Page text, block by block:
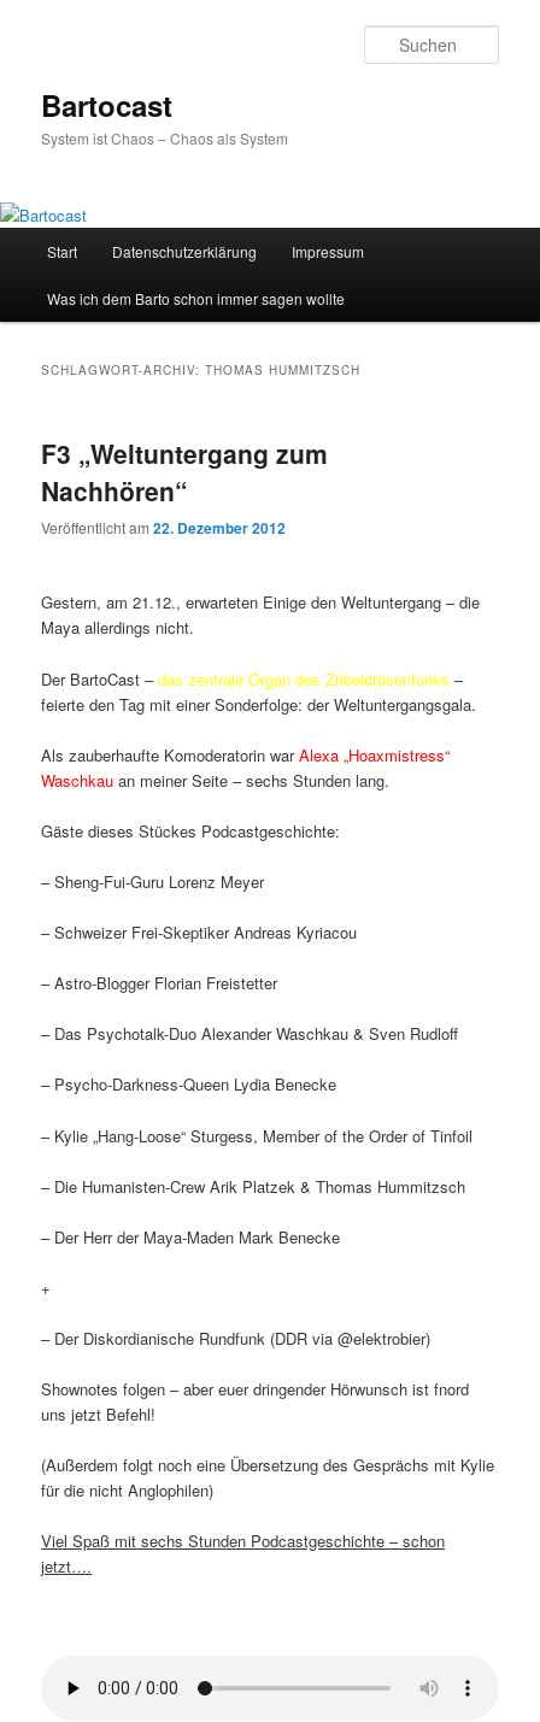
Bartocast
System ist Chaos – Chaos als System
Start Datenschutzerklärung Impressum
Was ich dem Barto schon immer sagen wollte
SCHLAGWORT-ARCHIV:THOMAS HUMMITZSCH
F3 „Weltuntergang zum
Nachhören“
Veröffentlicht am22. Dezember 2012
Gestern, am 21.12., erwarteten Einige den Weltuntergang – die
Maya allerdings nicht.
Der BartoCast –das zentrale Organ des Zirbeldrüsenfunks –
feierte den Tag mit einer Sonderfolge: der Weltuntergangsgala.
Als zauberhaufte Komoderatorin warAlexa „Hoaxmistress“
Waschkau an meiner Seite – sechs Stunden lang.
Gäste dieses Stückes Podcastgeschichte:
– Sheng-Fui-Guru Lorenz Meyer
– Schweizer Frei-Skeptiker Andreas Kyriacou
– Astro-Blogger Florian Freistetter
– Das Psychotalk-Duo Alexander Waschkau & Sven Rudloff
– Psycho-Darkness-Queen Lydia Benecke
– Kylie „Hang-Loose“ Sturgess, Member of the Order of Tinfoil
– Die Humanisten-Crew Arik Platzek & Thomas Hummitzsch
– Der Herr der Maya-Maden Mark Benecke
+
– Der Diskordianische Rundfunk (DDR via @elektrobier)
Shownotes folgen – aber euer dringender Hörwunsch ist fnord
uns jetzt Befehl!
(Außerdem folgt noch eine Übersetzung des Gesprächs mit Kylie
für die nicht Anglophilen)
Viel Spaß mit sechs Stunden Podcastgeschichte – schon
jetzt….